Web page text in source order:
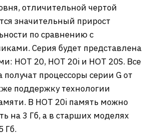
отличительной чертой
значительный прирост
по сравнению с
Серия будет представлена
HOT 20, HOT 20i и HOT 20S. Все
получат процессоры серии G от
поддержку технологии
В HOT 20i память можно
на 3 Гб, а в старших моделях
Гб.